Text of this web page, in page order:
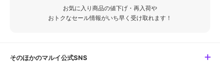
お気に入り商品の値下げ・再入荷や
おトクなセール情報がいち早く受け取れます！
そのほかのマルイ公式SNS